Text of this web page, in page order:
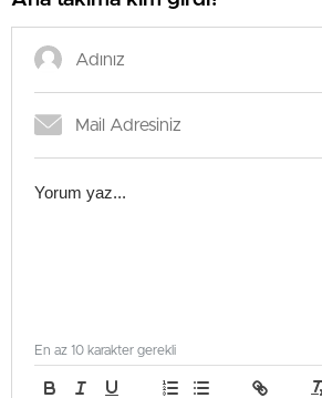
En az 10 karakter gerekli